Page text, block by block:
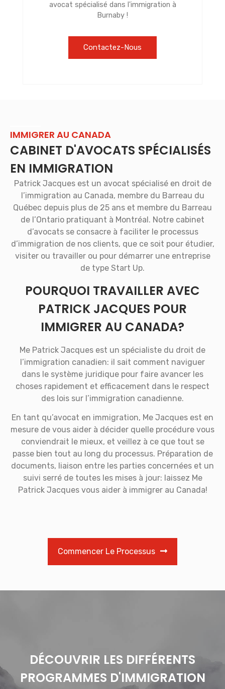
avocat spécialisé dans l'immigration à
Burnaby !
Contactez-Nous
IMMIGRER AU CANADA
CABINET D'AVOCATS SPÉCIALISÉS
EN IMMIGRATION
Patrick Jacques est un avocat spécialisé en droit de
l’immigration au Canada, membre du Barreau du
Québec depuis plus de 25 ans et membre du Barreau
de l’Ontario pratiquant à Montréal. Notre cabinet
d’avocats se consacre à faciliter le processus
d’immigration de nos clients, que ce soit pour étudier,
visiter ou travailler ou pour démarrer une entreprise
de type Start Up.
POURQUOI TRAVAILLER AVEC
PATRICK JACQUES POUR
IMMIGRER AU CANADA?
Me Patrick Jacques est un spécialiste du droit de
l’immigration canadien: il sait comment naviguer
dans le système juridique pour faire avancer les
choses rapidement et efficacement dans le respect
des lois sur l’immigration canadienne.
En tant qu’avocat en immigration, Me Jacques est en
mesure de vous aider à décider quelle procédure vous
conviendrait le mieux, et veillez à ce que tout se
passe bien tout au long du processus. Préparation de
documents, liaison entre les parties concernées et un
suivi serré de toutes les mises à jour: laissez Me
Patrick Jacques vous aider à immigrer au Canada!
Commencer Le Processus
DÉCOUVRIR LES DIFFÉRENTS
PROGRAMMES D'IMMIGRATION